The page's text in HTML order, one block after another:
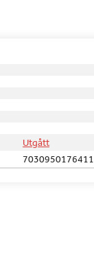
Utgått
7030950176411